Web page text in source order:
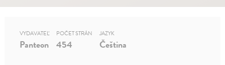
VYDAVATEĽ
Panteon
POČET STRÁN
454
JAZYK
Čeština